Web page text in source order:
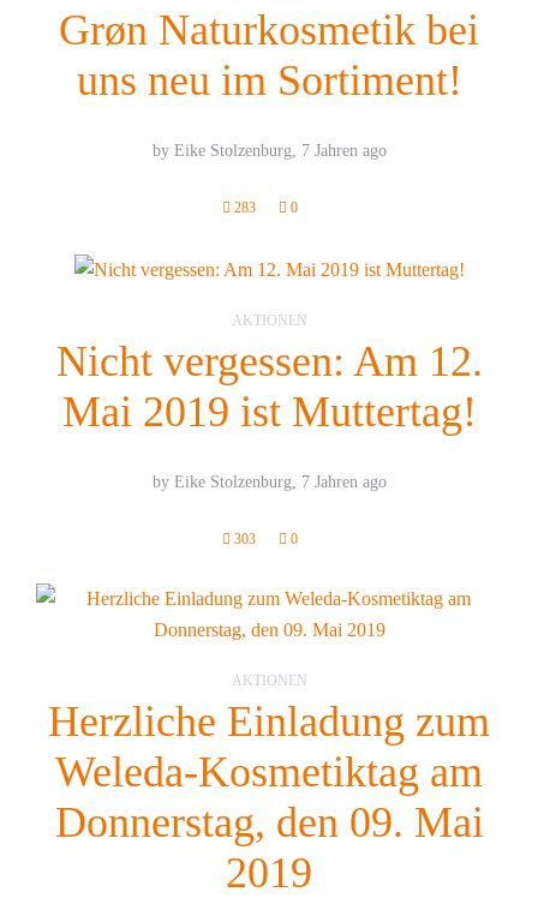
Grøn Naturkosmetik bei
uns neu im Sortiment!
by Eike Stolzenburg, 7 Jahren ago
283 0
AKTIONEN
Nicht vergessen: Am 12.
Mai 2019 ist Muttertag!
by Eike Stolzenburg, 7 Jahren ago
303 0
AKTIONEN
Herzliche Einladung zum
Weleda-Kosmetiktag am
Donnerstag, den 09. Mai
2019